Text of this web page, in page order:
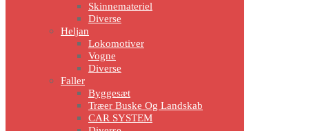
Skinnemateriel
Diverse
Heljan
Lokomotiver
Vogne
Diverse
Faller
Byggesæt
Træer Buske Og Landskab
CAR SYSTEM